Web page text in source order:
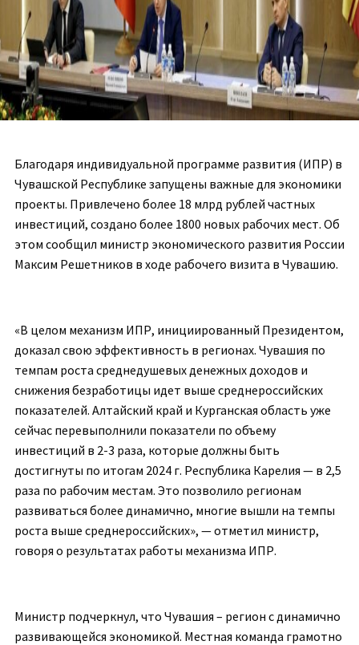
Благодаря индивидуальной программе развития (ИПР) в
Чувашской Республике запущены важные для экономики
проекты. Привлечено более 18 млрд рублей частных
инвестиций, создано более 1800 новых рабочих мест. Об
этом сообщил министр экономического развития России
Максим Решетников в ходе рабочего визита в Чувашию.
«В целом механизм ИПР, инициированный Президентом,
доказал свою эффективность в регионах. Чувашия по
темпам роста среднедушевых денежных доходов и
снижения безработицы идет выше среднероссийских
показателей. Алтайский край и Курганская область уже
сейчас перевыполнили показатели по объему
инвестиций в 2-3 раза, которые должны быть
достигнуты по итогам 2024 г. Республика Карелия — в 2,5
раза по рабочим местам. Это позволило регионам
развиваться более динамично, многие вышли на темпы
роста выше среднероссийских», — отметил министр,
говоря о результатах работы механизма ИПР.
Министр подчеркнул, что Чувашия – регион с динамично
развивающейся экономикой. Местная команда грамотно